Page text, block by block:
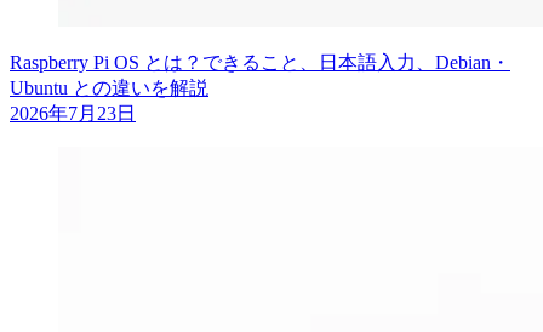
Raspberry Pi OS とは？できること、日本語入力、Debian・
Ubuntu との違いを解説
2026年7月23日